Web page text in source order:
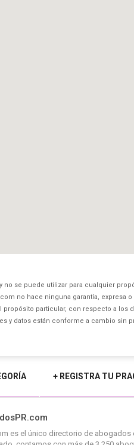
no se puede utilizar para cualquier
no hace ninguna garantía, expresa
particular, con respecto a los
y datos están conforme a cambio sin
+ REGISTRA TU
es el único directorio de abogados